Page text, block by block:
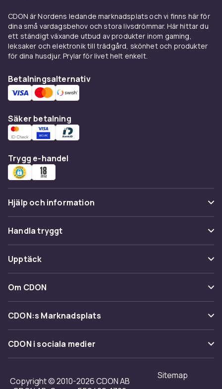
CDON är Nordens ledande marknadsplats och vi finns här för
dina små vardagsbehov och stora livsdrömmar. Här hittar du
ett ständigt växande utbud av produkter inom gaming,
leksaker och elektronik till trädgård, skönhet och produkter
för dina husdjur. Prylar för livet helt enkelt.
Betalningsalternativ
Säker betalning
Trygg e-handel
Hjälp och information
Vanliga frågor
Spåra paket
Ångra & Returnera här
Kundservice
Handla tryggt
Betalning
Leverans
Återkallelser
Upptäck
Kategorier
Varumärken
Shopit.se
Om CDON
Om oss
Kundrecensioner
CDON:s Marknadsplats
Sälj på CDON
Bli affiliate
Regler & kvalitet
CDON i sociala medier
Copyright © 2010-2026 CDON AB
Sitemap